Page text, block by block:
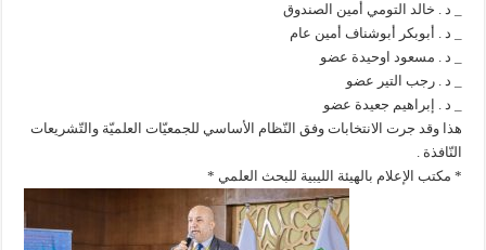
_ د . خالد التومي أمين الصندوق
_ د . أبوبكر أبوشناف أمين عام
_ د . مسعود اوحيدة عضو
_ د . رجب التير عضو
_ د . إبراهيم جعيدة عضو
هذا وقد جرت الانتخابات وفق النّظام الأساسي للجمعيّات العلميّة والتّشريعات
النّافذة .
* مكتب الإعلام بالهيئة الليبية للبحث العلمي *